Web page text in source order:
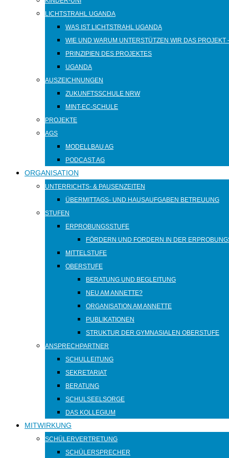
LICHTSTRAHL UGANDA
WAS IST LICHTSTRAHL UGANDA
WIE UND WARUM UNTERSTÜTZEN WIR DAS PROJEKT
PRINZIPIEN DES PROJEKTES
UGANDA
AUSZEICHNUNGEN
ZUKUNFTSSCHULE NRW
MINT-EC-SCHULE
PROJEKTE
AGS
MODELLBAU AG
PODCAST AG
ORGANISATION
UNTERRICHTS- & PAUSENZEITEN
ÜBERMITTAGS- UND HAUSAUFGABEN BETREUUNG
STUFEN
ERPROBUNGSSTUFE
FÖRDERN UND FORDERN IN DER
MITTELSTUFE
OBERSTUFE
BERATUNG UND BEGLEITUNG
NEU AM ANNETTE?
ORGANISATION AM ANNETTE
PUBLIKATIONEN
STRUKTUR DER GYMNASIALEN OBERSTUFE
ANSPRECHPARTNER
SCHULLEITUNG
SEKRETARIAT
BERATUNG
SCHULSEELSORGE
DAS KOLLEGIUM
MITWIRKUNG
SCHÜLERVERTRETUNG
SCHÜLERSPRECHER